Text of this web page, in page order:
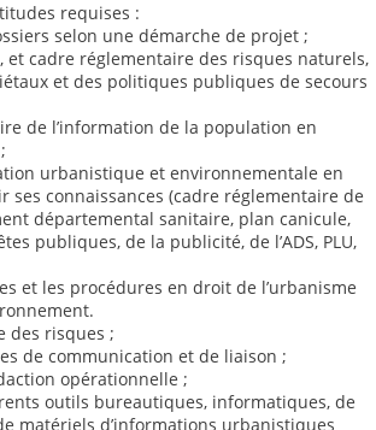
requises :
selon une démarche de projet ;
et cadre réglementaire des risques naturels,
et des politiques publiques de secours
de l’information de la population en
urbanistique et environnementale en
ses connaissances (cadre réglementaire de
départemental sanitaire, plan canicule,
publiques, de la publicité, de l’ADS, PLU,
et les procédures en droit de l’urbanisme
des risques ;
de communication et de liaison ;
opérationnelle ;
outils bureautiques, informatiques, de
matériels d’informations urbanistiques